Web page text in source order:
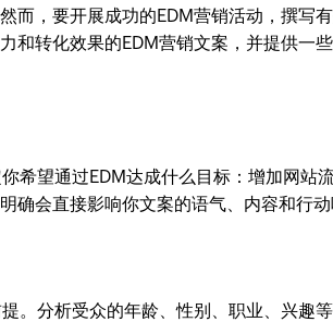
而，要开展成功的EDM营销活动，撰写
和转化效果的EDM营销文案，并提供一
希望通过EDM达成什么目标：增加网站
确会直接影响你文案的语气、内容和行动
。分析受众的年龄、性别、职业、兴趣